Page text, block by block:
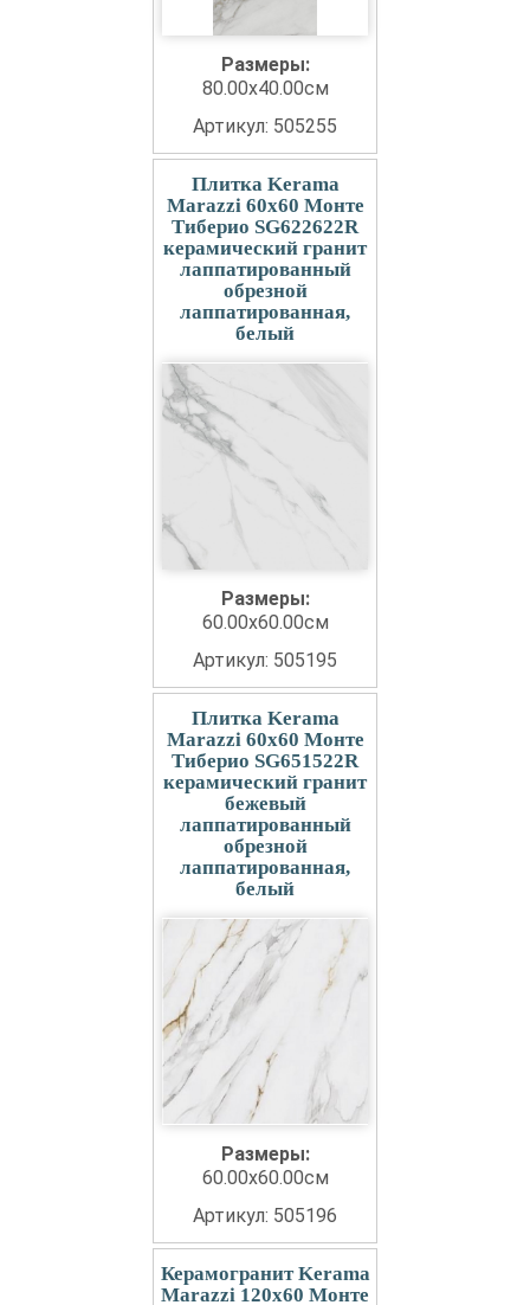
Размеры:
80.00x40.00см
Артикул: 505255
Плитка Kerama
Marazzi 60x60 Монте
Тиберио SG622622R
керамический гранит
лаппатированный
обрезной
лаппатированная,
белый
Размеры:
60.00x60.00см
Артикул: 505195
Плитка Kerama
Marazzi 60x60 Монте
Тиберио SG651522R
керамический гранит
бежевый
лаппатированный
обрезной
лаппатированная,
белый
Размеры:
60.00x60.00см
Артикул: 505196
Керамогранит Kerama
Marazzi 120x60 Монте